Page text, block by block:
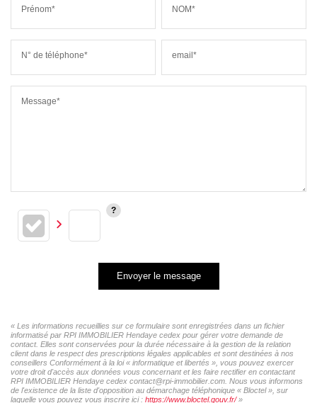
Prénom* NOM*
N° de téléphone* email*
Message*
Envoyer le message
« Les informations recueillies sur ce formulaire sont enregistrées dans un fichier
informatisé par RPI IMMOBILIER Hendaye cedex pour gérer votre demande de
contact. Elles sont conservées pour la durée nécessaire à la gestion de la relation
client dans le respect des prescriptions légales applicables et sont destinées à nos
conseillers Conformément à la loi « informatique et libertés », vous pouvez exercer
votre droit d'accès aux données vous concernant et les faire rectifier en contactant
RPI IMMOBILIER Hendaye cedex contact@rpi-immobilier.com. Nous vous informons
de l'existence de la liste d'opposition au démarchage téléphonique « Bloctel », sur
laquelle vous pouvez vous inscrire ici : https://www.bloctel.gouv.fr/»